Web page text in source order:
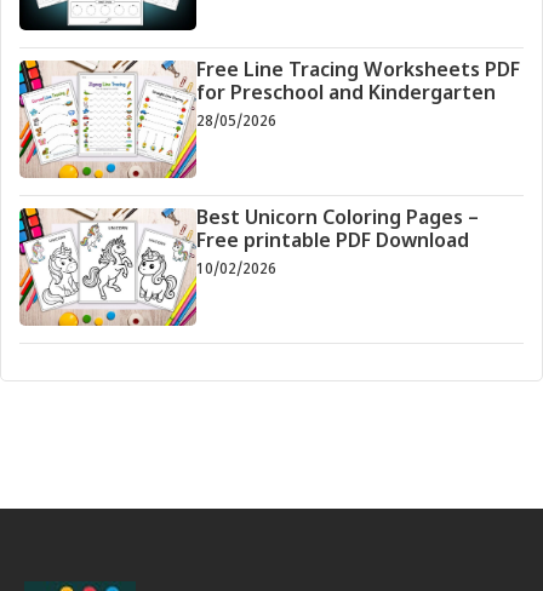
Free Line Tracing Worksheets PDF
for Preschool and Kindergarten
28/05/2026
Best Unicorn Coloring Pages –
Free printable PDF Download
10/02/2026